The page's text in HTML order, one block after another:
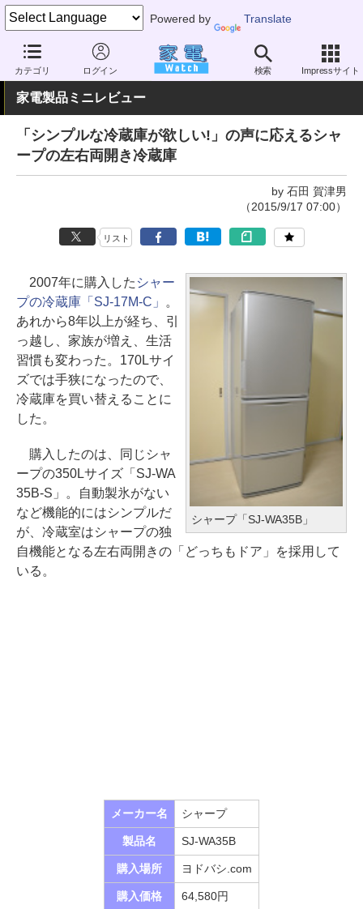
Powered by Translate
カテゴリ ログイン 検索 Impressサイト
家電 Watch 生活家電 冷蔵庫/冷凍庫 中型（300～500L）
家電製品ミニレビュー
「シンプルな冷蔵庫が欲しい!」の声に応えるシャ
ープの左右両開き冷蔵庫
by 石田 賀津男
（2015/9/17 07:00）
リスト
シャープ「SJ-WA35B」
2007年に購入した シャー
プの冷蔵庫「SJ-17M-C」
。
あれから8年以上が経ち、引
っ越し、家族が増え、生活
習慣も変わった。170Lサイ
ズでは手狭になったので、
冷蔵庫を買い替えることに
した。
購入したのは、同じシャ
ープの350Lサイズ「SJ-WA
35B-S」。自動製氷がない
など機能的にはシンプルだ
が、冷蔵室はシャープの独
自機能となる左右両開きの「どっちもドア」を採用して
いる。
メーカー名 シャープ
製品名 SJ-WA35B
購入場所 ヨドバシ.com
購入価格 64,580円